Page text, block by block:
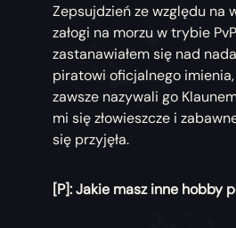
Zepsujdzień ze względu na
załogi na morzu w trybie
zastanawiałem się nad
piratowi oficjalnego
zawsze nazywali go
mi się złowieszcze i
się przyjęła.
[P]: Jakie masz inne hobby